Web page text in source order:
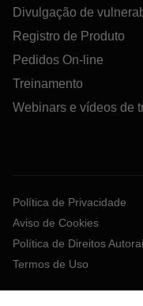
Divulgação de
Registro de Produto
Pedidos On-line
Treinamento
Webinars e vídeos de
Política de Privacidade
Aviso de Cookies
Política de Direitos
Termos de Uso